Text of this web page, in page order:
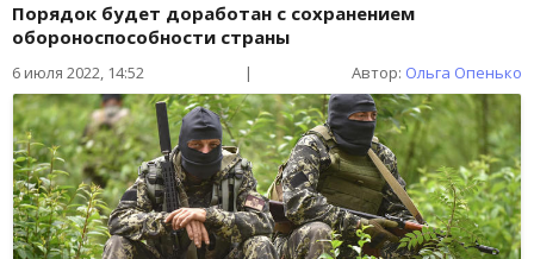
Порядок будет доработан с сохранением
обороноспособности страны
6 июля 2022, 14:52 | Автор: Ольга Опенько